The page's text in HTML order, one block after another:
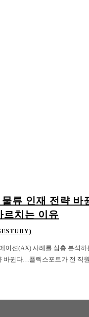
류 인재 전략 바
르치는 이유
이션(AX) 사례를 심층 분석
바뀐다…플렉스포트가 전 직